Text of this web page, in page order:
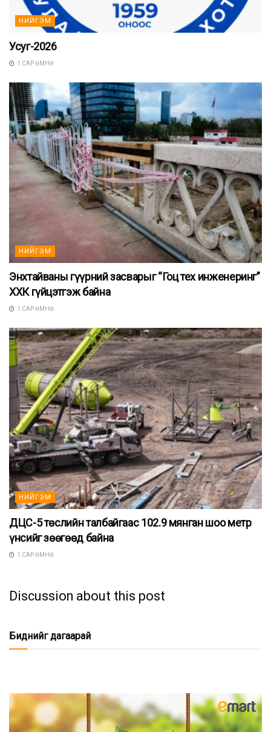
НИЙГЭМ
Усуг-2026
1 САР ӨМНӨ
НИЙГЭМ
Энхтайваны гүүрний засварыг “Гоц тех инженеринг”
ХХК гүйцэтгэж байна
1 САР ӨМНӨ
НИЙГЭМ
ДЦС-5 төслийн талбайгаас 102.9 мянган шоо метр
үнсийг зөөгөөд байна
1 САР ӨМНӨ
Discussion about this post
Биднийг дагаарай